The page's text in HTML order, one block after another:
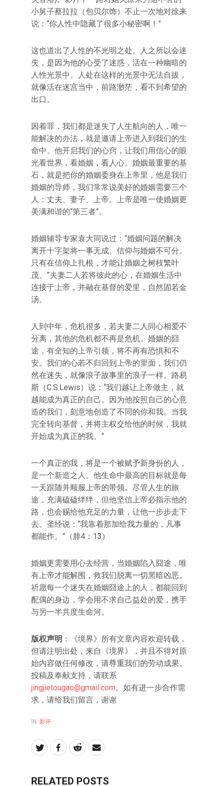
小舅子蔡拉拉（包贝尔饰）不止一次地对徐来
说：“你人性中隐藏了很多小秘密啊！”
这也道出了人性的不光明之处。人之所以会迷
失，是因为他的心受了迷惑，活在一种幽暗的
人性光景中。人处在这样的光景中无法自拔，
就像活在迷宫当中，前路渺茫，看不到希望的
出口。
因着罪，我们都是迷失了人生航向的人，唯一
能解决的办法，就是邀请上帝进入到我们的生
命中。他开启我们的心窍，让我们用信心的眼
光看世界，看婚姻，看人心。婚姻最重要的基
石，就是把你的婚姻委身在上帝里，他是我们
婚姻的导师，我们常常说美好的婚姻需要三个
人：丈夫、妻子、上帝。上帝是唯一使婚姻更
美满和谐的“第三者”。
婚姻辅导专家袁大同说过：“婚姻问题的解决
离开十字架将一事无成。信仰与婚姻不可分。
只有在信仰上扎根，才能让婚姻之树枝繁叶
茂。”夫妻二人若将彼此的心，在婚姻生活中
连接于上帝，并融在基督的爱里，自然固若金
汤。
人到中年，危机很多，若夫妻二人同心相爱不
分离，其他的危机都不再是危机。婚姻的囧
途，有全知的上帝引领，将不再有恐惧和不
安。我们的心若不归回到上帝的里面，我们仍
然在迷失，就像浪子故事里的浪子一样。路易
斯（C.S.Lewis）说：“我们越让上帝做主，就
越能成为真正的自己。因为他按照自己的心意
造的我们，刻意地创造了不同的你和我。当我
完全转向基督，并将主权交给他的时候，我就
开始成为真正的我。”
一个真正的我，将是一个被赋予新身份的人，
是一个新造之人。他生命中最高的目标就是每
一天跟随并顺服上帝的带领。尽管人生的旅
途，充满磕磕绊绊，但他坚信上帝必指示他的
路，也会赐给他充足的力量，让他一步步走下
去。圣经说：“我靠着那加给我力量的，凡事
都能作。”（腓4：13）
婚姻更需要用心去经营，当婚姻陷入囧途，唯
有上帝才能解围，救我们脱离一切黑暗凶恶。
祈愿每一个迷失在婚姻囧途上的人，都能回到
配偶的身边，学会用不求自己益处的爱，携手
与另一半共度生命河。
版权声明 ：《境界》所有文章内容欢迎转载，
但请注明出处，来自《境界》，并且不得对原
始内容做任何修改，请尊重我们的劳动成果。
投稿及奉献支持，请联系
jingjietougao@gmail.com。如有进一步合作需
求，请给我们留言，谢谢
IN: 影评
RELATED POSTS